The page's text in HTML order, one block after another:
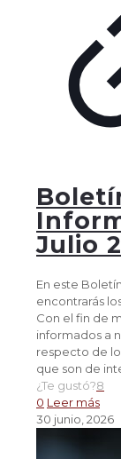
Julio
En este
encontrarás
Con el fin de
informados a
respecto de
que son de
¿Te gustó?8
0 Leer más
30 junio, 2026